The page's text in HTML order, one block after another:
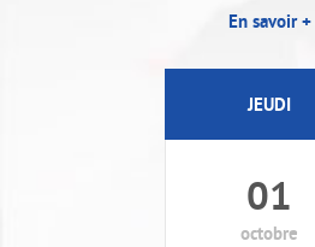
En savoir +
JEUDI
01
octobre